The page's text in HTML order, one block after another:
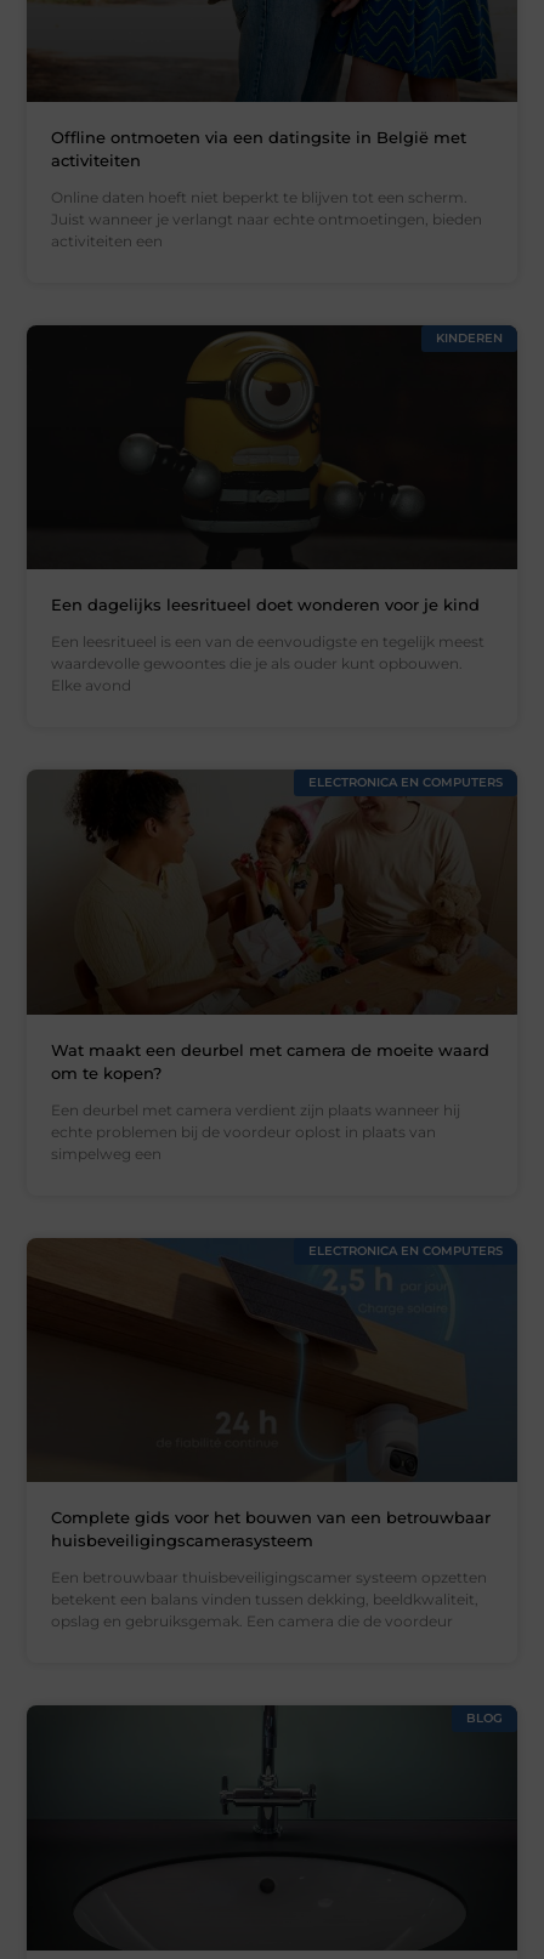
Offline ontmoeten via een datingsite in België met
activiteiten
Online daten hoeft niet beperkt te blijven tot een scherm.
Juist wanneer je verlangt naar echte ontmoetingen, bieden
activiteiten een
KINDEREN
Een dagelijks leesritueel doet wonderen voor je kind
Een leesritueel is een van de eenvoudigste en tegelijk meest
waardevolle gewoontes die je als ouder kunt opbouwen.
Elke avond
ELECTRONICA EN COMPUTERS
Wat maakt een deurbel met camera de moeite waard
om te kopen?
Een deurbel met camera verdient zijn plaats wanneer hij
echte problemen bij de voordeur oplost in plaats van
simpelweg een
ELECTRONICA EN COMPUTERS
Complete gids voor het bouwen van een betrouwbaar
huisbeveiligingscamerasysteem
Een betrouwbaar thuisbeveiligingscamer systeem opzetten
betekent een balans vinden tussen dekking, beeldkwaliteit,
opslag en gebruiksgemak. Een camera die de voordeur
BLOG